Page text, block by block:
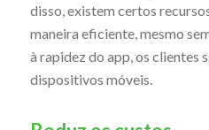
disso, existem certos
maneira eficiente, mesmo
à rapidez do app, os clientes
dispositivos móveis.